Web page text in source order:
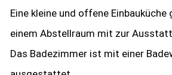
Eine kleine und offene Einbauküche
einem Abstellraum mit zur
Das Badezimmer ist mit einer